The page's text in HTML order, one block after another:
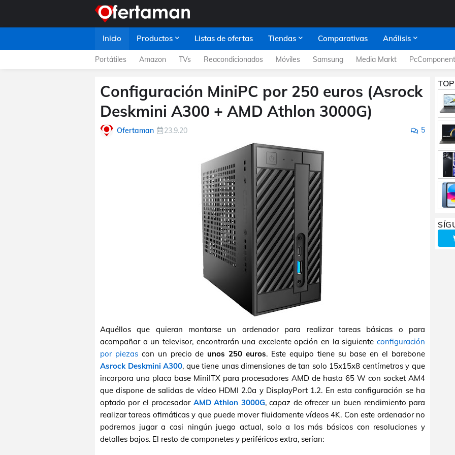
Inicio Productos Listas de ofertas Tiendas Comparativas Análisis
Portátiles Amazon TVs Reacondicionados Móviles Samsung Media Markt
Configuración MiniPC por 250 euros (Asrock
Deskmini A300 + AMD Athlon 3000G)
Ofertaman 23.9.20 5
Aquéllos que quieran montarse un ordenador para realizar tareas básicas o para
acompañar a un televisor, encontrarán una excelente opción en la siguiente configuración
por piezascon un precio de unos 250 euros. Este equipo tiene su base en el barebone
Asrock Deskmini A300, que tiene unas dimensiones de tan solo 15x15x8 centímetros y que
incorpora una placa base MiniITX para procesadores AMD de hasta 65 W con socket AM4
que dispone de salidas de vídeo HDMI 2.0a y DisplayPort 1.2. En esta configuración se ha
optado por el procesador AMD Athlon 3000G, capaz de ofrecer un buen rendimiento para
realizar tareas ofimáticas y que puede mover fluidamente vídeos 4K. Con este ordenador no
podremos jugar a casi ningún juego actual, solo a los más básicos con resoluciones y
detalles bajos. El resto de componetes y periféricos extra, serían: